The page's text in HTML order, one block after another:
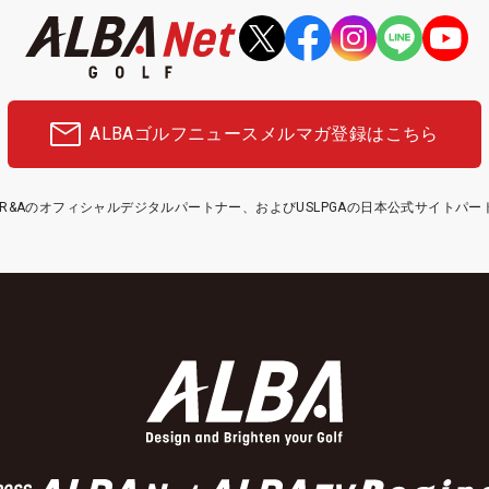
ALBAゴルフニュース メルマガ登録はこちら
のオフィシャルデジタルパートナー、およびUSLPGAの日本公式サイトパー